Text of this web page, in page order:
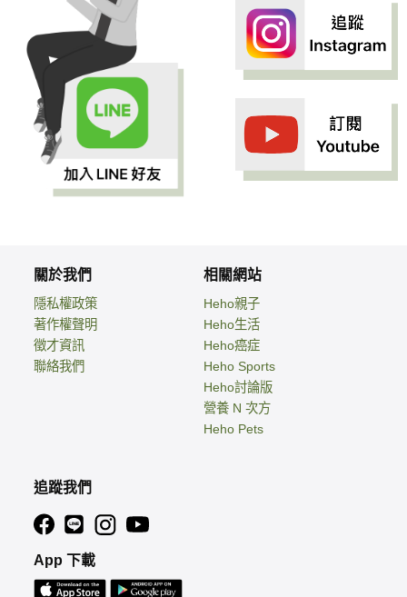
關於我們
隱私權政策
著作權聲明
徵才資訊
聯絡我們
相關網站
Heho親子
Heho生活
Heho癌症
Heho Sports
Heho討論版
營養 N 次方
Heho Pets
追蹤我們
App 下載